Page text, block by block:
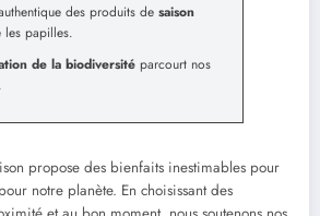
des produits de saison
les papilles.
de la biodiversité parcourt nos
propose des bienfaits inestimables pour
notre planète. En choisissant des